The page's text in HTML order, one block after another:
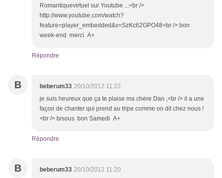
Romantiquevirtuel sur Youtube ...<br />
http://www.youtube.com/watch?
feature=player_embedded&v=SzKc62GPO48<br /> bon
week-end merci A+
Répondre
B beberum33 20/10/2012 11:22
je suis heureux que ça te plaise ma chère Dan ,<br /> il a une
façon de chanter qui prend au tripe comme on dit chez nous !
<br /> bisous bon Samedi A+
Répondre
B beberum33 20/10/2012 11:20